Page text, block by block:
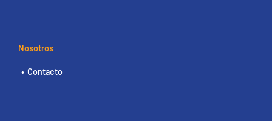
Nosotros
Contacto